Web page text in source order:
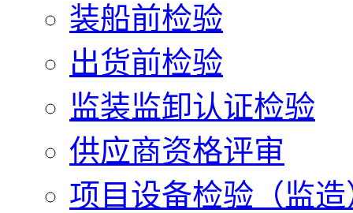
装船前检验
出货前检验
监装监卸认证检验
供应商资格评审
项目设备检验（监造